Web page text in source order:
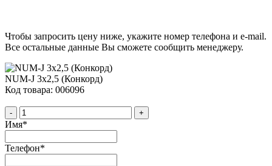
Чтобы запросить цену ниже, укажите номер телефона и e-mail.
Все остальные данные Вы сможете сообщить менеджеру.
NUM-J 3х2,5 (Конкорд)
Код товара: 006096
- +
Имя*
Телефон*